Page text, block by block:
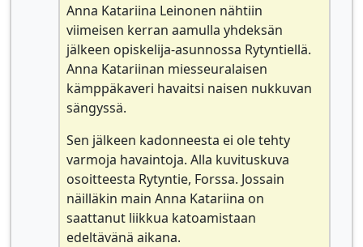
Anna Katariina Leinonen nähtiin
viimeisen kerran aamulla yhdeksän
jälkeen opiskelija-asunnossa Rytyntiellä.
Anna Katariinan miesseuralaisen
kämppäkaveri havaitsi naisen nukkuvan
sängyssä.
Sen jälkeen kadonneesta ei ole tehty
varmoja havaintoja. Alla kuvituskuva
osoitteesta Rytyntie, Forssa. Jossain
näilläkin main Anna Katariina on
saattanut liikkua katoamistaan
edeltävänä aikana.